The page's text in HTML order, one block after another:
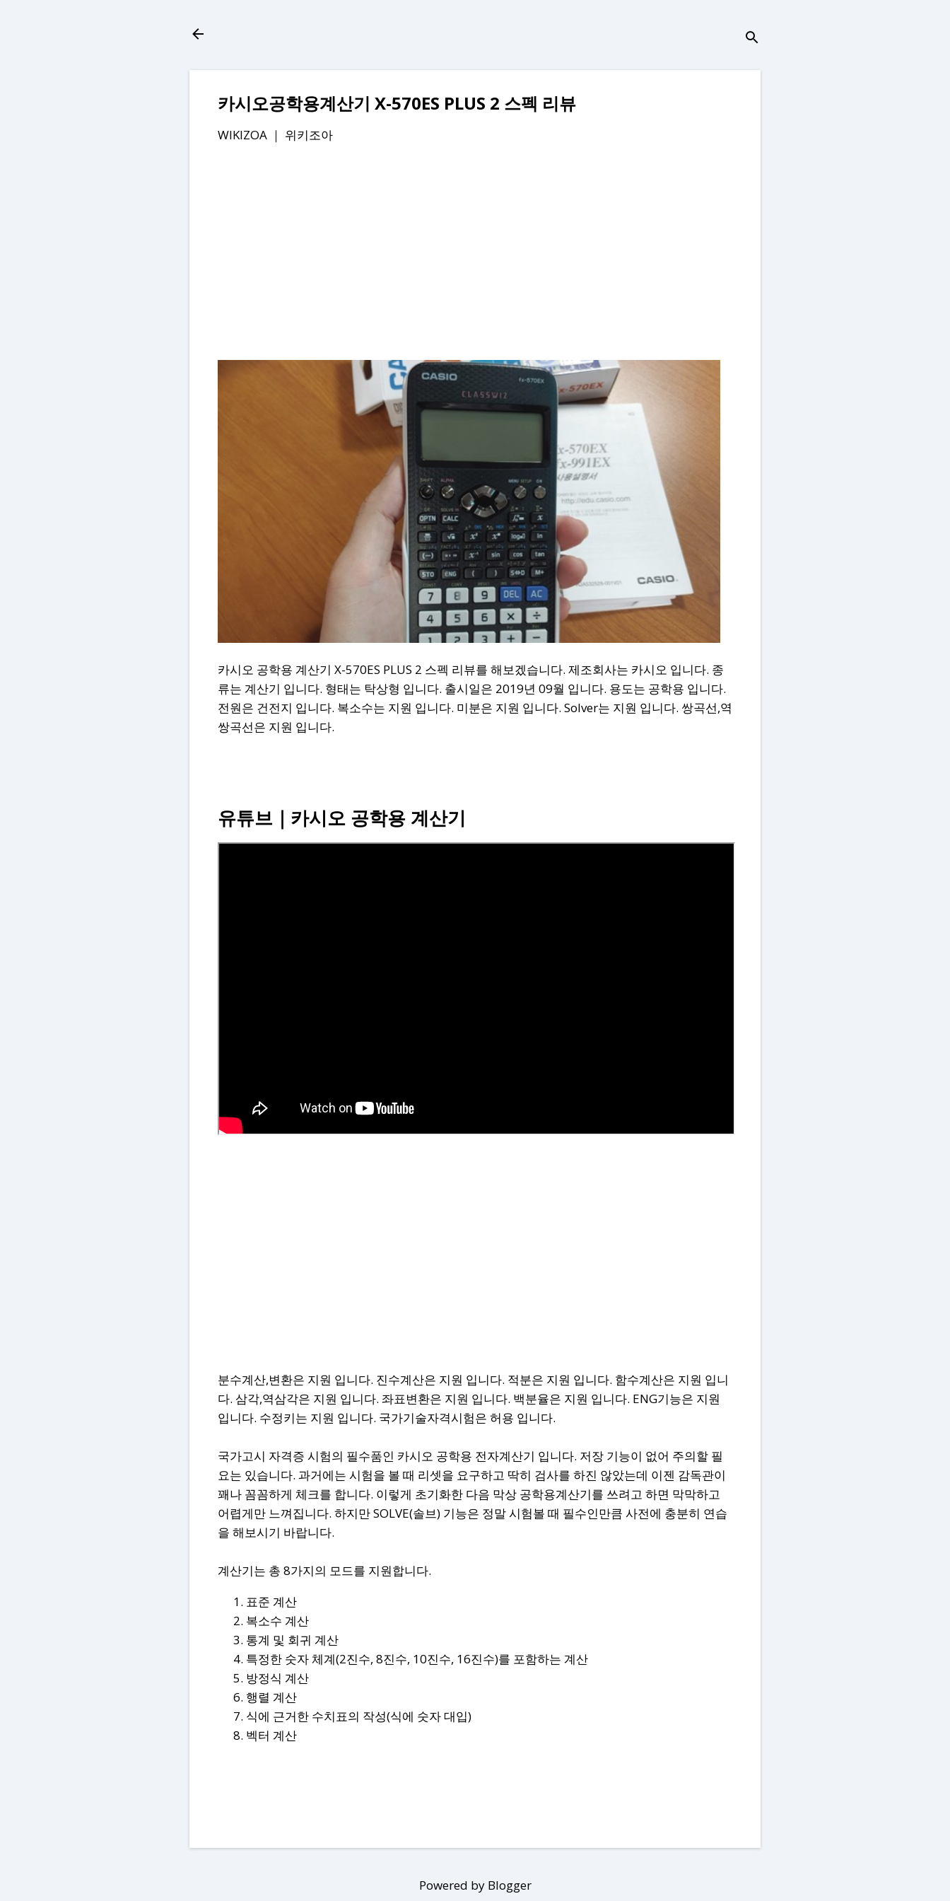
카시오공학용계산기 X-570ES PLUS 2 스펙 리뷰
WIKIZOA ｜ 위키조아
카시오 공학용 계산기 X-570ES PLUS 2 스펙 리뷰를 해보겠습니다. 제조회사는 카시오 입니다. 종
류는 계산기 입니다. 형태는 탁상형 입니다. 출시일은 2019년 09월 입니다. 용도는 공학용 입니다.
전원은 건전지 입니다. 복소수는 지원 입니다. 미분은 지원 입니다. Solver는 지원 입니다. 쌍곡선,역
쌍곡선은 지원 입니다.
유튜브｜카시오 공학용 계산기
분수계산,변환은 지원 입니다. 진수계산은 지원 입니다. 적분은 지원 입니다. 함수계산은 지원 입니
다. 삼각,역삼각은 지원 입니다. 좌표변환은 지원 입니다. 백분율은 지원 입니다. ENG기능은 지원
입니다. 수정키는 지원 입니다. 국가기술자격시험은 허용 입니다.
국가고시 자격증 시험의 필수품인 카시오 공학용 전자계산기 입니다. 저장 기능이 없어 주의할 필
요는 있습니다. 과거에는 시험을 볼 때 리셋을 요구하고 딱히 검사를 하진 않았는데 이젠 감독관이
꽤나 꼼꼼하게 체크를 합니다. 이렇게 초기화한 다음 막상 공학용계산기를 쓰려고 하면 막막하고
어렵게만 느껴집니다. 하지만 SOLVE(솔브) 기능은 정말 시험볼 때 필수인만큼 사전에 충분히 연습
을 해보시기 바랍니다.
계산기는 총 8가지의 모드를 지원합니다.
표준 계산
복소수 계산
통계 및 회귀 계산
특정한 숫자 체계(2진수, 8진수, 10진수, 16진수)를 포함하는 계산
방정식 계산
행렬 계산
식에 근거한 수치표의 작성(식에 숫자 대입)
벡터 계산
Powered by Blogger